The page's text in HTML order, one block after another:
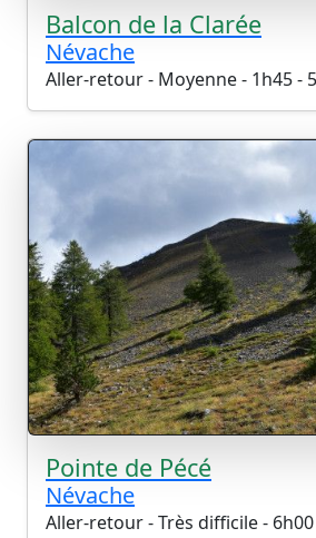
Balcon de la Clarée
Névache
Aller-retour - Moyenne - 1h45 -
Pointe de Pécé
Névache
Aller-retour - Très difficile -